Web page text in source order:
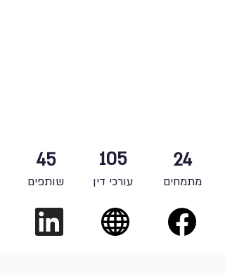
45
שותפים
105
עורכי דין
24
מתמחים